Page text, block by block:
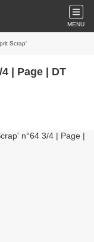
MENU
Scrap'
| Page | DT